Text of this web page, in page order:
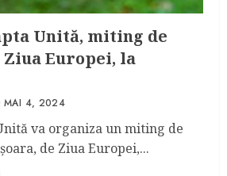
Unită, miting de
Europei, la
MAI 4, 2024
va organiza un miting de
de Ziua Europei,...